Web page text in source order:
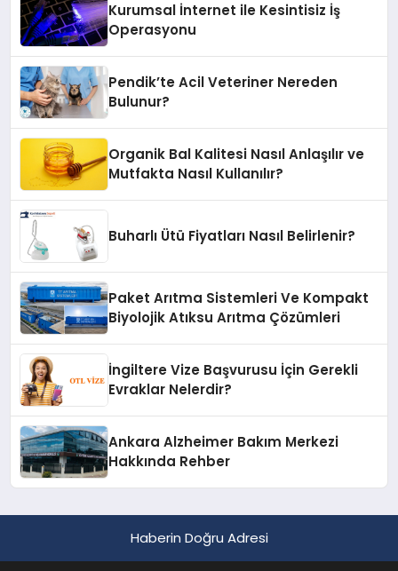
Kurumsal İnternet ile Kesintisiz İş
Operasyonu
Pendik’te Acil Veteriner Nereden
Bulunur?
Organik Bal Kalitesi Nasıl Anlaşılır ve
Mutfakta Nasıl Kullanılır?
Buharlı Ütü Fiyatları Nasıl Belirlenir?
Paket Arıtma Sistemleri Ve Kompakt
Biyolojik Atıksu Arıtma Çözümleri
İngiltere Vize Başvurusu İçin Gerekli
Evraklar Nelerdir?
Ankara Alzheimer Bakım Merkezi
Hakkında Rehber
Haberin Doğru Adresi